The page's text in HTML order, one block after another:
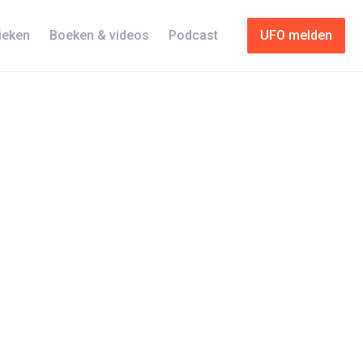
UFO melden
Boeken & videos Podcast